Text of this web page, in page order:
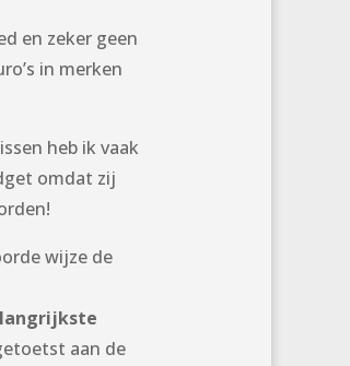
en zeker geen
in merken
heb ik vaak
omdat zij
wijze de
aan de